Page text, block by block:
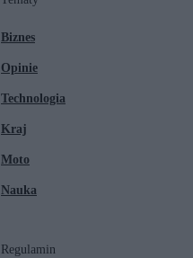
Biznes
Opinie
Technologia
Kraj
Moto
Nauka
Regulamin